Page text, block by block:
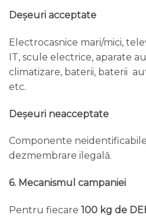
Deșeuri acceptate
Electrocasnice mari/mici,
IT, scule electrice, aparate
climatizare, baterii, baterii
etc.
Deșeuri neacceptate
Componente
dezmembrare ilegală.
6. Mecanismul campaniei
Pentru fiecare 100 kg de